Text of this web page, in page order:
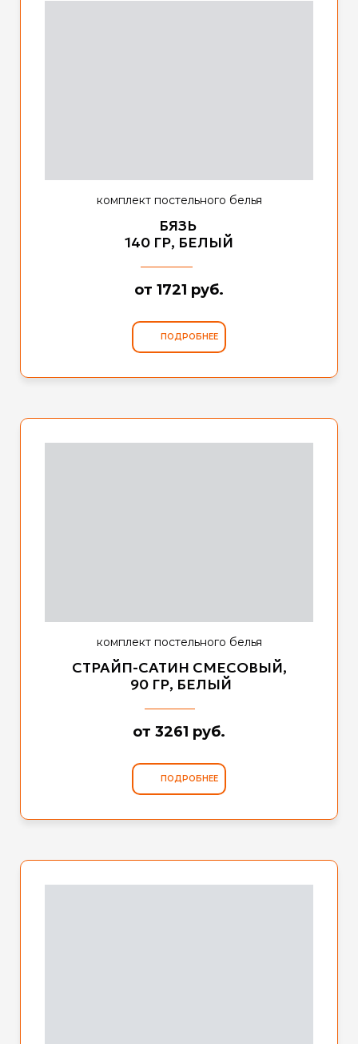
комплект постельного белья
БЯЗЬ
140 ГР, БЕЛЫЙ
от 1721 руб.
ПОДРОБНЕЕ
комплект постельного белья
СТРАЙП-САТИН СМЕСОВЫЙ,
90 ГР, БЕЛЫЙ
от 3261 руб.
ПОДРОБНЕЕ